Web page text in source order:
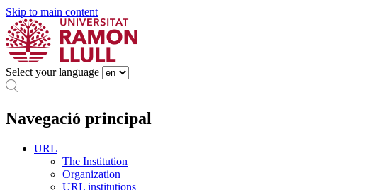
Skip to main content
Select your language
Navegació principal
URL
The Institution
Organization
URL institutions